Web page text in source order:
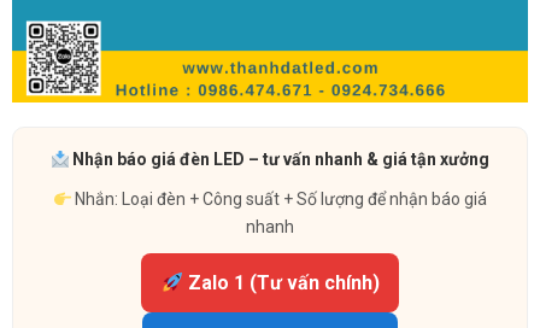
Nhận báo giá đèn LED – tư vấn nhanh & giá tận xưởng
Nhắn: Loại đèn + Công suất + Số lượng để nhận báo giá
nhanh
Zalo 1 (Tư vấn chính)